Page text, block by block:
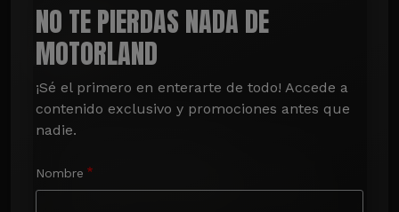
NO TE PIERDAS NADA DE
MOTORLAND
¡Sé el primero en enterarte de todo! Accede a
contenido exclusivo y promociones antes que
nadie.
Nombre